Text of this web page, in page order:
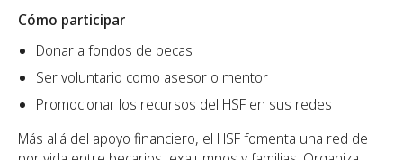
Cómo participar
Donar a fondos de becas
Ser voluntario como asesor o mentor
Promocionar los recursos del HSF en sus redes
Más allá del apoyo financiero, el HSF fomenta una red de